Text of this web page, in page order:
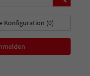
Konfiguration (0)